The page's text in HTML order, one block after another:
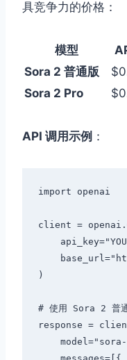
具竞争力的价格：
模型
Sora 2 普通版
Sora 2 Pro
API 调用示例 ：
import openai
client =
)
# 使用 Sora 2 普
response =